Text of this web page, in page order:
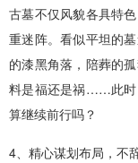
古墓不仅风貌各具特
重迷阵。看似平坦的
的漆黑角落，陪葬的
料是福还是祸……此时
算继续前行吗？
4、精心谋划布局，不